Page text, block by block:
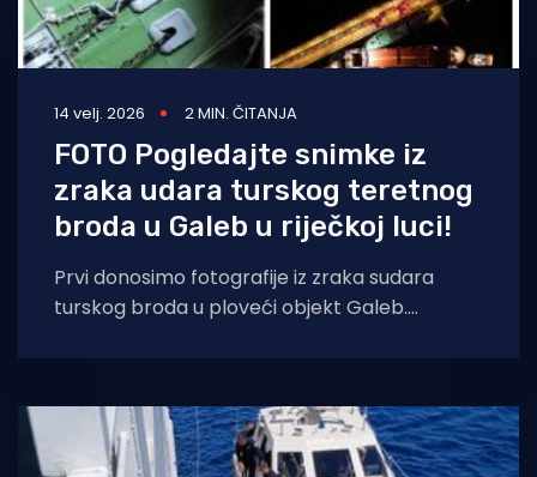
14 velj. 2026 2 MIN. ČITANJA
FOTO Pogledajte snimke iz
zraka udara turskog teretnog
broda u Galeb u riječkoj luci!
Prvi donosimo fotografije iz zraka sudara
turskog broda u ploveći objekt Galeb.
službeno